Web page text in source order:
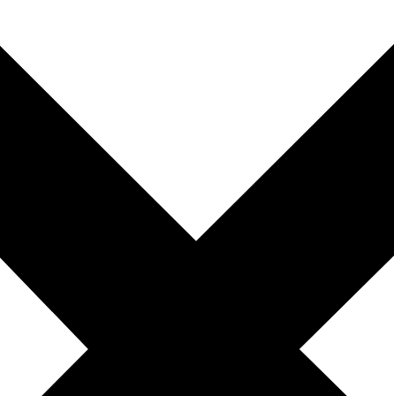
Lascia la tua
Accesso alla
Email